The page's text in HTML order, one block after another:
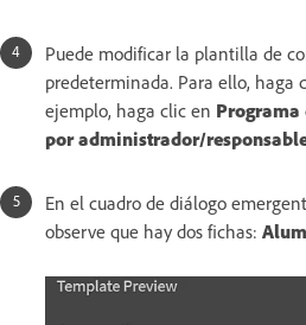
Puede modificar la plantilla de
predeterminada. Para ello, haga
ejemplo, haga clic en
por administrador/
En el cuadro de diálogo
observe que hay dos fichas: